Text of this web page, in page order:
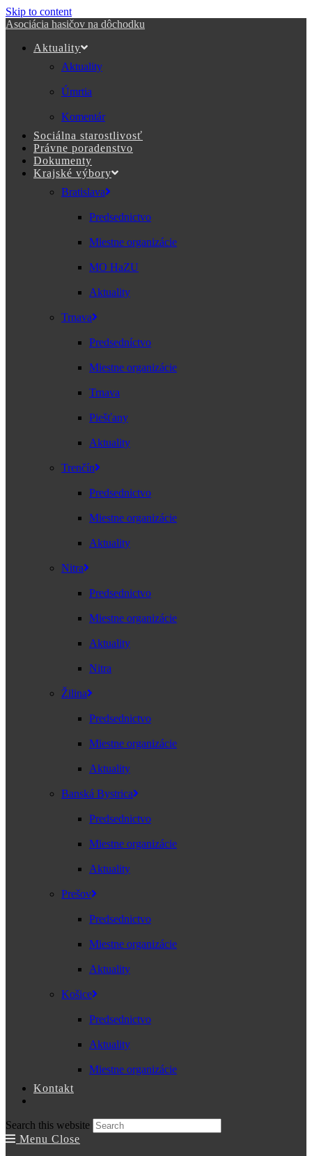
Skip to content
Asociácia hasičov na dôchodku
Aktuality
Aktuality
Úmrtia
Komentár
Sociálna starostlivosť
Právne poradenstvo
Dokumenty
Krajské výbory
Bratislava
Predsednictvo
Miestne organizácie
MO HaZU
Aktuality
Trnava
Predsedníctvo
Miestne organizácie
Trnava
Piešťany
Aktuality
Trenčín
Predsednictvo
Miestne organizácie
Aktuality
Nitra
Predsednictvo
Miestne organizácie
Aktuality
Nitra
Žilina
Predsednictvo
Miestne organizácie
Aktuality
Banská Bystrica
Predsednictvo
Miestne organizácie
Aktuality
Prešov
Predsednictvo
Miestne organizácie
Aktuality
Košice
Predsednictvo
Aktuality
Miestne organizácie
Kontakt
Search this website
Menu Close